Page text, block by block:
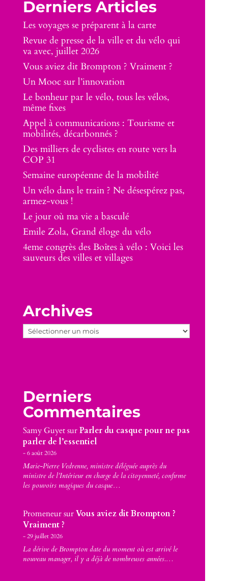
Derniers Articles
Les voyages se préparent à la carte
Revue de presse de la ville et du vélo qui
va avec, juillet 2026
Vous aviez dit Brompton ? Vraiment ?
Un Mooc sur l’innovation
Le bonheur par le vélo, tous les vélos,
même fixes
Appel à communications : Tourisme et
mobilités, décarbonnés ?
Des milliers de cyclistes en route vers la
COP 31
Semaine européenne de la mobilité
Un vélo dans le train ? Ne désespérez pas,
armez-vous !
Le jour où ma vie a basculé
Emile Zola, Grand éloge du vélo
4eme congrès des Boîtes à vélo : Voici les
sauveurs des villes et villages
Archives
Archives
Derniers
Commentaires
Samy GuyetsurParler du casque pour ne pas
parler de l’essentiel
6 août 2026
Marie-Pierre Vedrenne, ministre déléguée auprès du
ministre de l’Intérieur en charge de la citoyenneté, confirme
les pouvoirs magiques du casque…
PromeneursurVous aviez dit Brompton ?
Vraiment ?
29 juillet 2026
La dérive de Brompton date du moment où est arrivé le
nouveau manager, il y a déjà de nombreuses années.…